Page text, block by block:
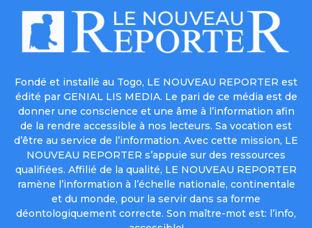
Fondé et installé au Togo, LE NOUVEAU REPORTER est
édité par GENIAL LIS MEDIA. Le pari de ce média est de
donner une conscience et une âme à l’information afin
de la rendre accessible à nos lecteurs. Sa vocation est
d’être au service de l’information. Avec cette mission, LE
NOUVEAU REPORTER s’appuie sur des ressources
qualifiées. Affilié de la qualité, LE NOUVEAU REPORTER
ramène l’information à l’échelle nationale, continentale
et du monde, pour la servir dans sa forme
déontologiquement correcte. Son maître-mot est: l’info,